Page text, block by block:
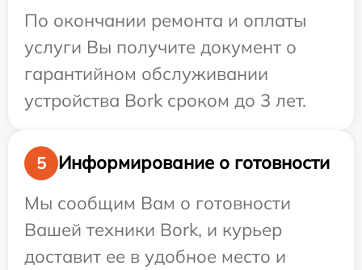
По окончании ремонта и оплаты
услуги Вы получите документ о
гарантийном обслуживании
устройства Bork сроком до 3 лет.
5
Информирование о готовности
Мы сообщим Вам о готовности
Вашей техники Bork, и курьер
доставит ее в удобное место и